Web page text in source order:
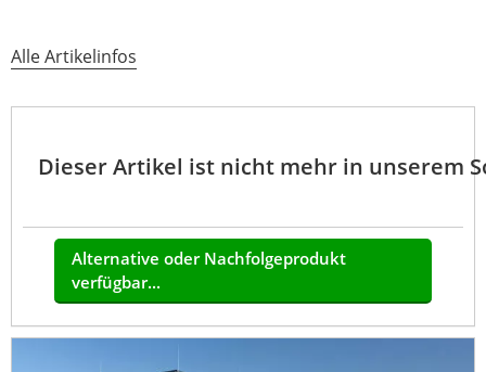
Alle Artikelinfos
Dieser Artikel ist nicht mehr in unserem
Alternative oder Nachfolgeprodukt
verfügbar...